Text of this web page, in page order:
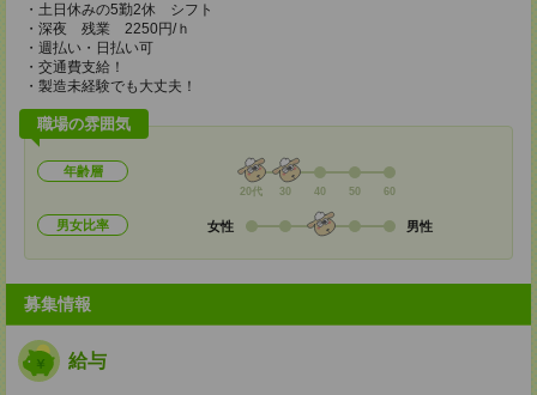
・土日休みの5勤2休 シフト
・深夜 残業 2250円/ｈ
・週払い・日払い可
・交通費支給！
・製造未経験でも大丈夫！
職場の雰囲気
年齢層
20代 30 40 50 60
男女比率 女性 男性
募集情報
給与